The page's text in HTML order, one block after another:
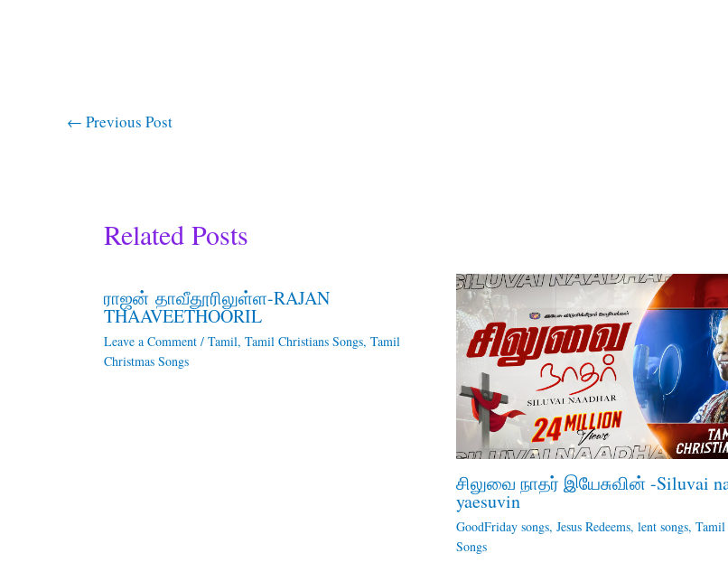
← Previous Post
Related Posts
ராஜன் தாவீதூரிலுள்ள-RAJAN
THAAVEETHOORIL
Leave a Comment / Tamil, Tamil Christians Songs, Tamil
Christmas Songs
சிலுவை நாதர் இயேசுவின் -Siluvai
yaesuvin
GoodFriday songs, Jesus Redeems, lent songs, Tamil
Songs